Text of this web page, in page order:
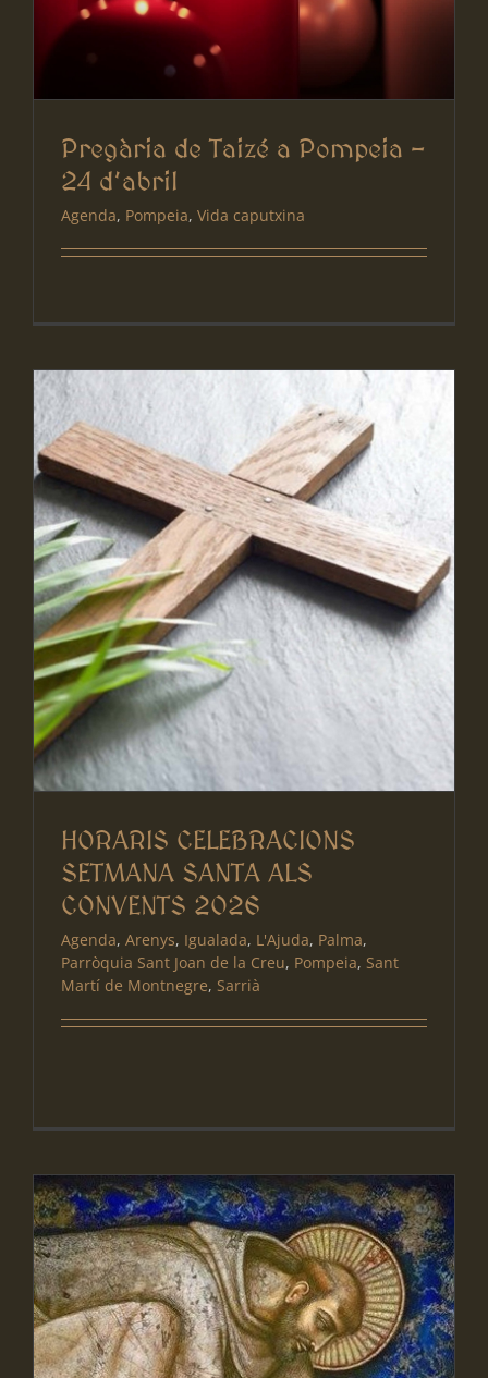
Pregària de Taizé a Pompeia –
24 d’abril
Agenda, Pompeia, Vida caputxina
HORARIS CELEBRACIONS
SETMANA SANTA ALS
CONVENTS 2026
Agenda, Arenys, Igualada, L'Ajuda, Palma,
Parròquia Sant Joan de la Creu, Pompeia, Sant
Martí de Montnegre, Sarrià